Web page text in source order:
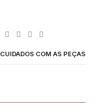
CUIDADOS COM AS PEÇAS